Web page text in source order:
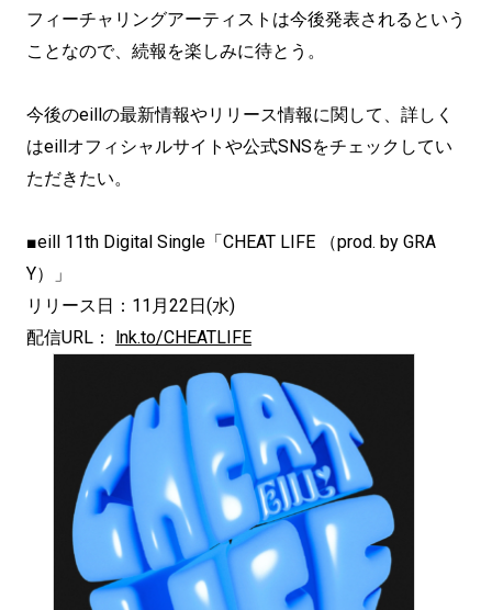
フィーチャリングアーティストは今後発表されるという
ことなので、続報を楽しみに待とう。
今後のeillの最新情報やリリース情報に関して、詳しく
はeillオフィシャルサイトや公式SNSをチェックしてい
ただきたい。
■eill 11th Digital Single「CHEAT LIFE （prod. by GRA
Y）」
リリース日：11月22日(水)
配信URL： lnk.to/CHEATLIFE